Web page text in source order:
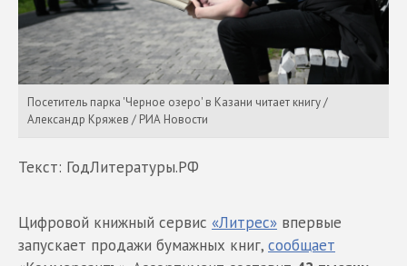
Посетитель парка 'Черное озеро' в Казани читает книгу /
Александр Кряжев / РИА Новости
Текст: ГодЛитературы.РФ
Цифровой книжный сервис «Литрес» впервые
запускает продажи бумажных книг, сообщает